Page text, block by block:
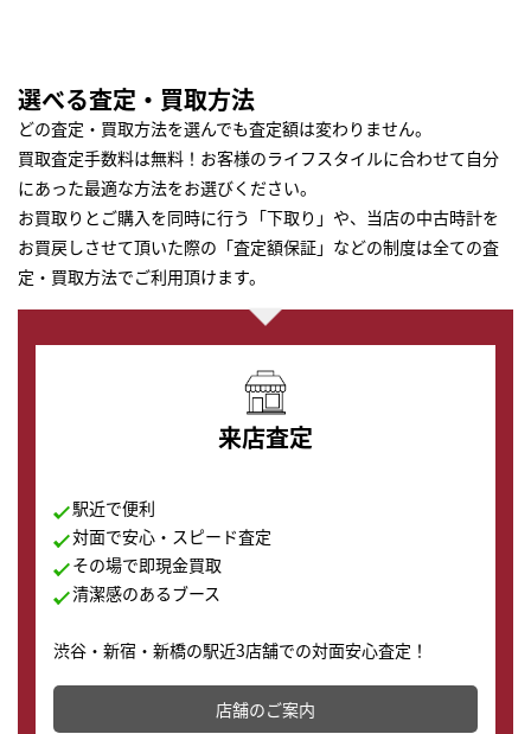
選べる査定・買取方法
どの査定・買取方法を選んでも査定額は変わりません。
買取査定手数料は無料！お客様のライフスタイルに合わせて自分
にあった最適な方法をお選びください。
お買取りとご購入を同時に行う「下取り」や、当店の中古時計を
お買戻しさせて頂いた際の「査定額保証」などの制度は全ての査
定・買取方法でご利用頂けます。
来店査定
駅近で便利
対面で安心・スピード査定
その場で即現金買取
清潔感のあるブース
渋谷・新宿・新橋の駅近3店舗での対面安心査定！
その場で現金買取致します。渋谷本店では、時計販売の
店舗を併設しており、下取りに出してお得に新しい時計
店舗のご案内